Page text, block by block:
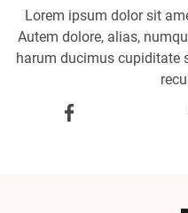
Lorem ipsum dolor sit
Autem dolore, alias,
harum ducimus cupiditate